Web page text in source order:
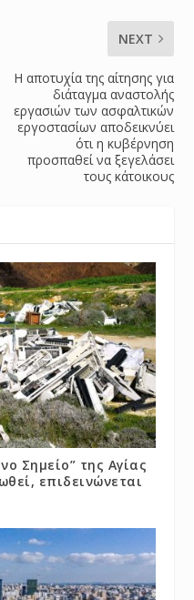
NEXT
Η αποτυχία της αίτησης για
διάταγμα αναστολής
εργασιών των ασφαλτικών
εργοστασίων αποδεικνύει
ότι η κυβέρνηση
προσπαθεί να ξεγελάσει
τους κάτοικους
Σημείο” της Αγίας
επιδεινώνεται